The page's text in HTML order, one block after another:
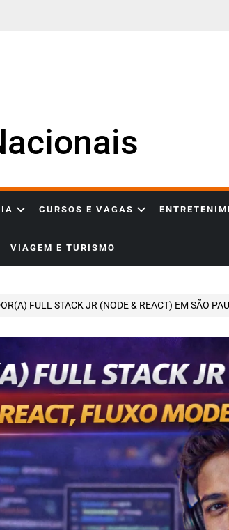
CURSOS E VAGAS
VIAGEM E TURISMO
(NODE & REACT) EM SÃO PAULO: OPORTUNIDADE PRESENCIAL PJ PARA ATUAR COM STACK MODERNA E PROJETOS